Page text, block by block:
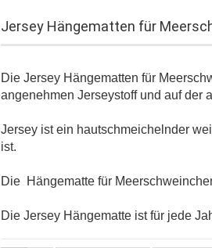
Konto
Jersey Hängematten für
Die Jersey Hängematten für
angenehmen Jerseystoff und auf der
Jersey ist ein hautschmeichelnder
ist.
Die Hängematte für
Die Jersey Hängematte ist für jede